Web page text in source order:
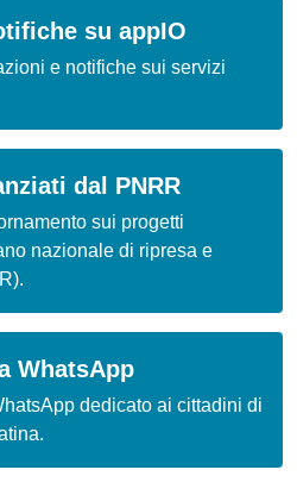
su appIO
e notifiche sui servizi
dal PNRR
sui progetti
nazionale di ripresa e
WhatsApp
dedicato ai cittadini di